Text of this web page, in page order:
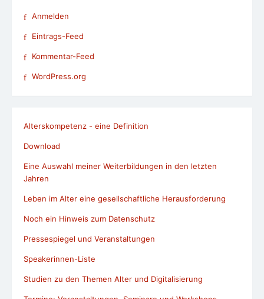
Anmelden
Eintrags-Feed
Kommentar-Feed
WordPress.org
Alterskompetenz - eine Definition
Download
Eine Auswahl meiner Weiterbildungen in den letzten
Jahren
Leben im Alter eine gesellschaftliche Herausforderung
Noch ein Hinweis zum Datenschutz
Pressespiegel und Veranstaltungen
Speakerinnen-Liste
Studien zu den Themen Alter und Digitalisierung